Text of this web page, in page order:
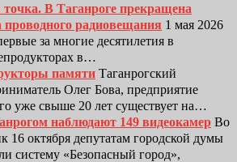
точка. В Таганроге прекращена
проводного радиовещания 1 мая 2026
за многие десятилетия в
в…
памяти Таганрогский
Олег Бова, предприятие
уже свыше 20 лет существует на…
наблюдают 149 видеокамер Во
16 октября депутатам городской думы
систему «Безопасный город»,